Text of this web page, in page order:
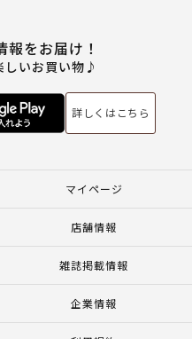
をお届け！
しいお買い物♪
詳しくはこちら
マイページ
店舗情報
雑誌掲載情報
企業情報